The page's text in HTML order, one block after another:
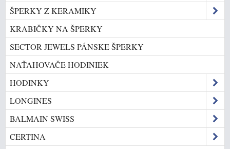
ŠPERKY Z KERAMIKY
KRABIČKY NA ŠPERKY
SECTOR JEWELS PÁNSKE ŠPERKY
NAŤAHOVAČE HODINIEK
HODINKY
LONGINES
BALMAIN SWISS
CERTINA